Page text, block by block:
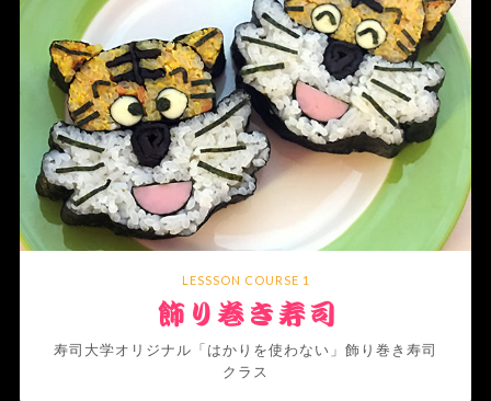
LESSSON COURSE 1
寿司大学オリジナル「はかりを使わない」飾り巻き寿司
クラス